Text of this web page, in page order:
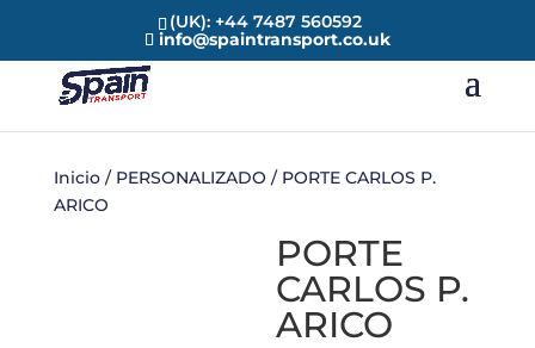
(UK): +44 7487 560592
info@spaintransport.co.uk
Inicio/ PERSONALIZADO / PORTE CARLOS P.
ARICO
PORTE
CARLOS P.
ARICO